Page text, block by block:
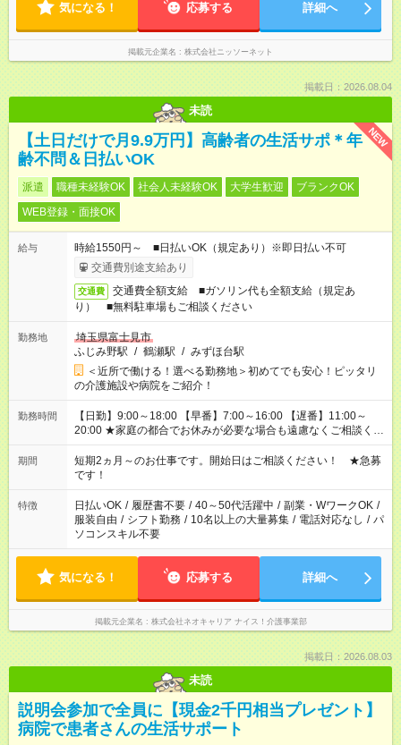
気になる！ 応募する 詳細へ
掲載元企業名 株式会社ニッソーネット
掲載日：2026.08.04
未読
NEW
【土日だけで月9.9万円】高齢者の生活サポ＊年
齢不問＆日払いOK
派遣 職種未経験OK 社会人未経験OK 大学生歓迎
ブランクOK
WEB登録・面接OK
給与
時給1550円～ ■日払いOK（規定あり）※即日払い不可
交通費別途支給あり
交通費
交通費全額支給 ■ガソリン代も全額支給（規定あ
り） ■無料駐車場もご相談ください
勤務地
埼玉県富士見市
ふじみ野駅 / 鶴瀬駅 / みずほ台駅
＜近所で働ける！選べる勤務地＞初めてでも安心！ピッタリ
の介護施設や病院をご紹介！
勤務時間
【日勤】9:00～18:00 【早番】7:00～16:00 【遅番】11:00～
20:00 ★家庭の都合でお休みが必要な場合も遠慮なくご相談くだ
さい。
期間
短期2ヵ月～のお仕事です。開始日はご相談ください！ ★急募
です！
特徴 日払いOK / 履歴書不要 / 40～50代活躍中 / 副業・WワークOK /
服装自由 / シフト勤務 / 10名以上の大量募集 / 電話対応なし / パ
ソコンスキル不要
気になる！ 応募する 詳細へ
掲載元企業名 株式会社ネオキャリア ナイス！介護事業部
掲載日：2026.08.03
未読
説明会参加で全員に【現金2千円相当プレゼント】
病院で患者さんの生活サポート